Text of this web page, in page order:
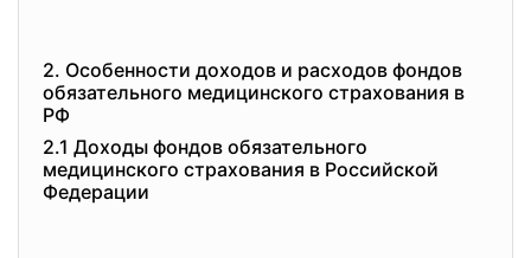
2. Особенности доходов и расходов фондов
обязательного медицинского страхования в
РФ
2.1 Доходы фондов обязательного
медицинского страхования в Российской
Федерации